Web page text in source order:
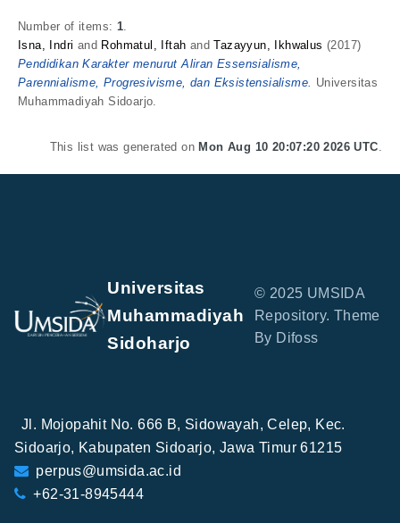
Number of items: 1.
Isna, Indri and Rohmatul, Iftah andTazayyun, Ikhwalus (2017)
Pendidikan Karakter menurut Aliran Essensialisme,
Parennialisme, Progresivisme, dan Eksistensialisme. Universitas
Muhammadiyah Sidoarjo.
This list was generated on Mon Aug 10 20:07:20 2026 UTC.
Universitas
Muhammadiyah
Sidoharjo
© 2025 UMSIDA
Repository. Theme
By Difoss
Jl. Mojopahit No. 666 B, Sidowayah, Celep, Kec.
Sidoarjo, Kabupaten Sidoarjo, Jawa Timur 61215
perpus@umsida.ac.id
+62-31-8945444